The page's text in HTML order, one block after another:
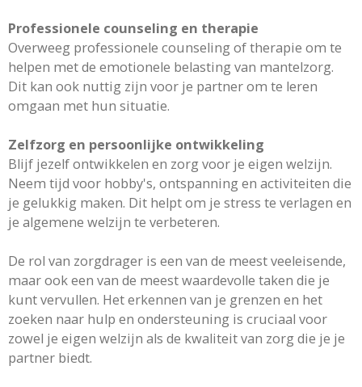
Professionele counseling en therapie
Overweeg professionele counseling of therapie om te
helpen met de emotionele belasting van mantelzorg.
Dit kan ook nuttig zijn voor je partner om te leren
omgaan met hun situatie.
Zelfzorg en persoonlijke ontwikkeling
Blijf jezelf ontwikkelen en zorg voor je eigen welzijn.
Neem tijd voor hobby's, ontspanning en activiteiten die
je gelukkig maken. Dit helpt om je stress te verlagen en
je algemene welzijn te verbeteren.
De rol van zorgdrager is een van de meest veeleisende,
maar ook een van de meest waardevolle taken die je
kunt vervullen. Het erkennen van je grenzen en het
zoeken naar hulp en ondersteuning is cruciaal voor
zowel je eigen welzijn als de kwaliteit van zorg die je je
partner biedt.